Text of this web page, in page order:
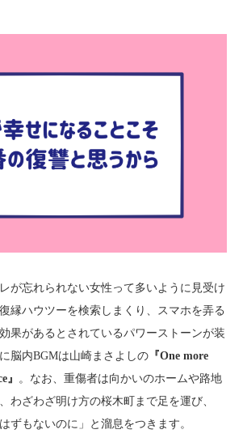
が忘れられない女性って多いように見受け
縁ハウツーを検索しまくり、スマホを弄る
果があるとされているパワーストーンが装
脳内BGMは山崎まさよしの 『One more
』
。なお、重傷者は向かいのホームや路地
わざわざ明け方の桜木町まで足を運び、
ずもないのに」と溜息をつきます。